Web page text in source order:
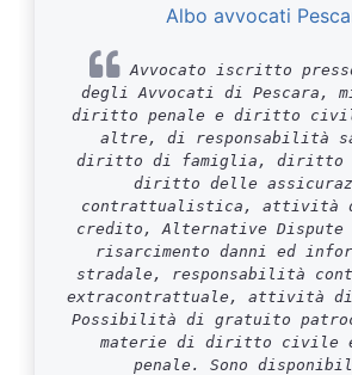
Albo avvocati
Avvocato iscritto
degli Avvocati di Pescara,
diritto penale e diritto
altre, di responsabilità
diritto di famiglia, diritto
diritto delle
contrattualistica, attività
credito, Alternative Dispute
risarcimento danni ed
stradale, responsabilità
extracontrattuale, attività di
Possibilità di gratuito
materie di diritto civile
penale. Sono